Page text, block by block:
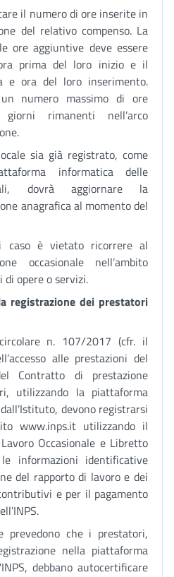
il numero di ore inserite in
del relativo compenso. La
ore aggiuntive deve essere
prima del loro inizio e il
e ora del loro inserimento.
numero massimo di ore
rimanenti nell’arco
sia già registrato, come
informatica delle
dovrà aggiornare la
anagrafica al momento del
è vietato ricorrere al
occasionale nell’ambito
di opere o servizi.
registrazione dei prestatori
n. 107/2017 (cfr. il
alle prestazioni del
Contratto di prestazione
utilizzando la piattaforma
devono registrarsi
www.inps.it utilizzando il
Occasionale e Libretto
informazioni identificative
del rapporto di lavoro e dei
e per il pagamento
prevedono che i prestatori,
nella piattaforma
debbano autocertificare